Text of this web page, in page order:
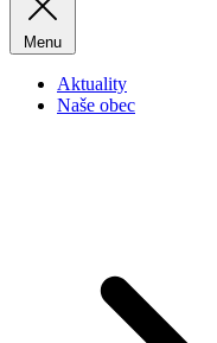
Menu
Aktuality
Naše obec